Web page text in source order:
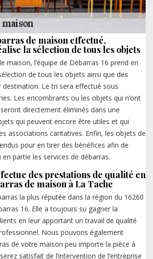
de maison effectué,
la sélection de tous les objets
maison, l’équipe de Débarras 16 prend en
de tous les objets ainsi que des
destination. Le tri sera effectué sous
Les encombrants ou les objets qui n’ont
directement éliminés dans une
qui peuvent encore être utiles et qui
associations caritatives. Enfin, les objets de
pour en tirer des bénéfices afin de
partie les services de débarras.
des prestations de qualité en
de maison à La Tache
la plus réputée dans la région du 16260
16. Elle a toujours su gagner la
en leur apportant un travail de qualité
Nous pouvons également
de votre maison peu importe la pièce à
satisfait de l’intervention de l’entreprise